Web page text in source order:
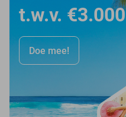
t.w.v. €3.000
Doe mee!